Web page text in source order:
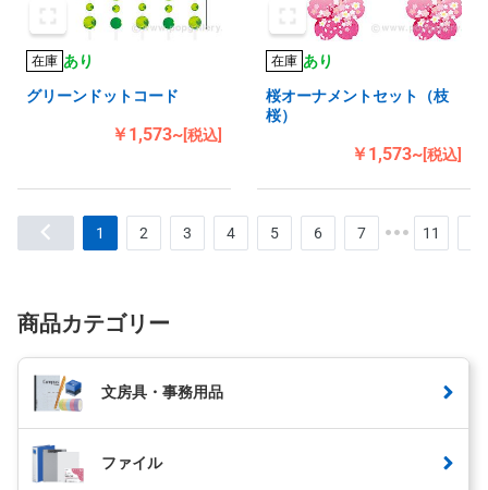
在庫 あり
グリーンドットコード
￥1,573~[税込]
在庫 あり
桜オーナメントセット（枝
桜）
￥1,573~[税込]
1 2 3 4 5 6 7 11
商品カテゴリー
文房具・事務用品
ファイル